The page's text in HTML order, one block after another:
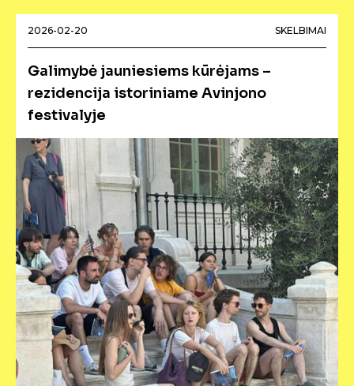
2026-02-20 SKELBIMAI
Galimybė jauniesiems kūrėjams –
rezidencija istoriniame Avinjono
festivalyje